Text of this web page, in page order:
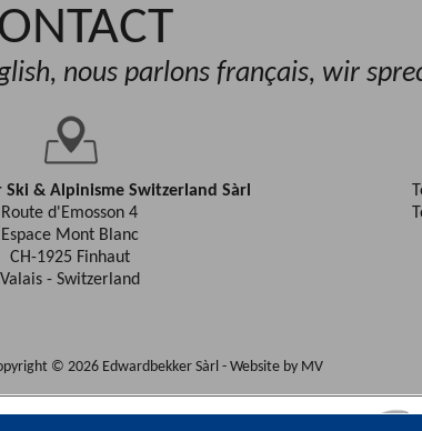
nous parlons français, wir
Ski & Alpinisme Switzerland Sàrl
Route d'Emosson 4
Espace Mont Blanc
CH-1925 Finhaut
Valais - Switzerland
© 2026 Edwardbekker Sàrl - Website by MV